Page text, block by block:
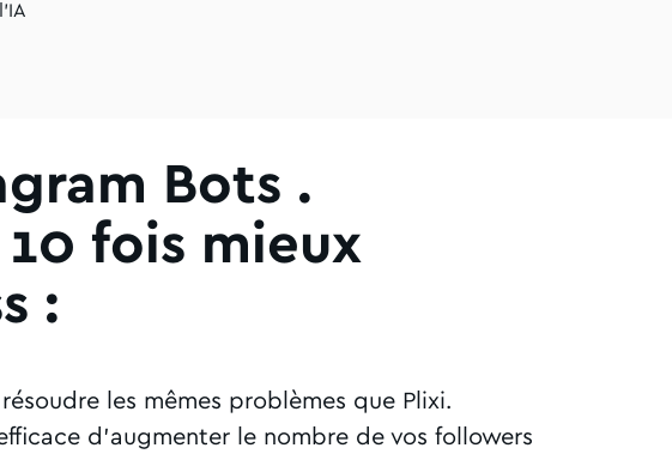
l'IA
Bots .
fois mieux
:
les mêmes problèmes que Plixi.
d'augmenter le nombre de vos followers